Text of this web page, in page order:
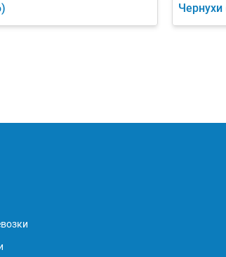
Чернухи